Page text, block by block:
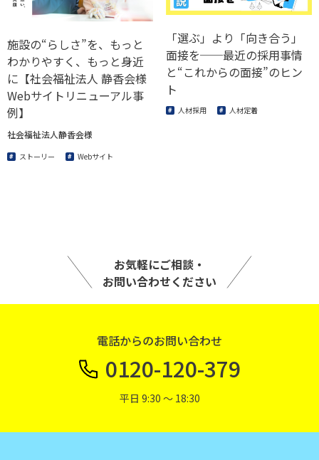
施設の“らしさ”を、もっと
わかりやすく、もっと身近
に【社会福祉法人 静香会様
Webサイトリニューアル事
例】
社会福祉法人静香会様
ストーリー Webサイト
「選ぶ」より「向き合う」
面接を──最近の採用事情
と“これからの面接”のヒン
ト
人材採用 人材定着
お気軽にご相談・
お問い合わせください
電話からのお問い合わせ
0120-120-379
平日 9:30 〜 18:30